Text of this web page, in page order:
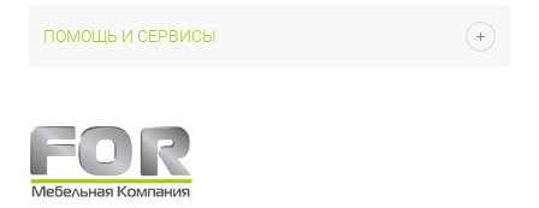
ПОМОЩЬ И СЕРВИСЫ